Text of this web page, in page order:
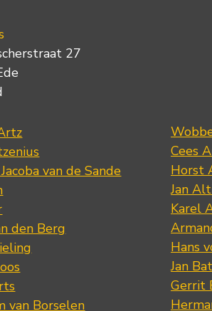
27
van de Sande
den Berg
van Borselen
Cees
Horst
Jan
Karel
Hans
Jan
Gerrit